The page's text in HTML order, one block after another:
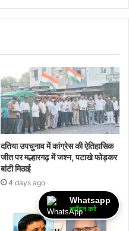
दतिया उपचुनाव में कांग्रेस की ऐतिहासिक
जीत पर मल्हारगढ़ में जश्न, पटाखे फोड़कर
बांटी मिठाई
4 days ago
Whatsapp
ज्वॉइन करें